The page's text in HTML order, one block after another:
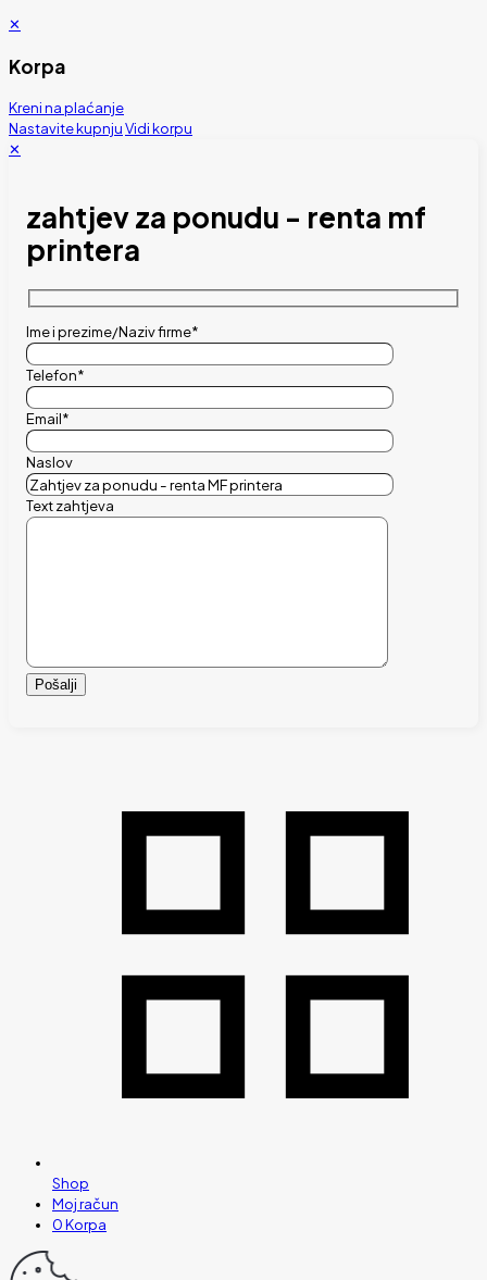
✕
Korpa
Kreni na plaćanje
Nastavite kupnjuVidi korpu
✕
zahtjev za ponudu - renta mf
printera
Ime i prezime/Naziv firme*
Telefon*
Email*
Naslov
Text zahtjeva
Shop
Moj račun
0Korpa